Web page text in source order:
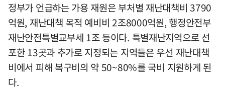
정부가 언급하는 가용 재원은 부처별 재난대책비 3790
억원, 재난대책 목적 예비비 2조8000억원, 행정안전부
재난안전특별교부세 1조 등이다. 특별재난지역으로 선
포한 13곳과 추가로 지정되는 지역들은 우선 재난대책
비에서 피해 복구비의 약 50~80%를 국비 지원하게 된
다.